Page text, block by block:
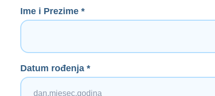
Ime i Prezime *
Datum rođenja *